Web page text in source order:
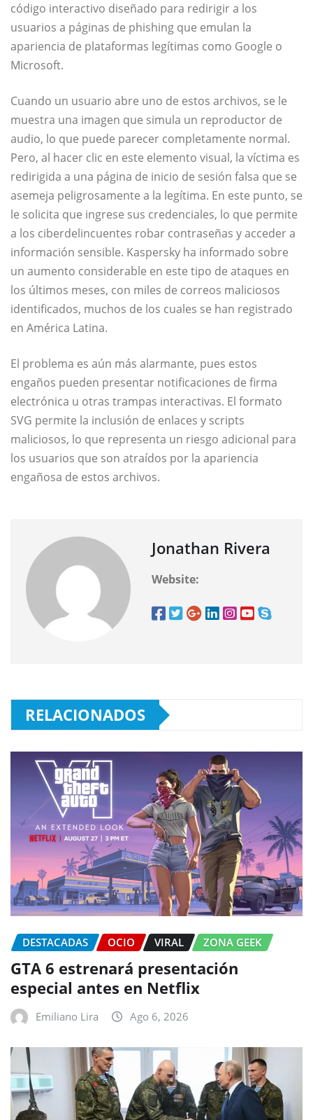
código interactivo diseñado para redirigir a los
usuarios a páginas de phishing que emulan la
apariencia de plataformas legítimas como Google o
Microsoft.
Cuando un usuario abre uno de estos archivos, se le
muestra una imagen que simula un reproductor de
audio, lo que puede parecer completamente normal.
Pero, al hacer clic en este elemento visual, la víctima es
redirigida a una página de inicio de sesión falsa que se
asemeja peligrosamente a la legítima. En este punto, se
le solicita que ingrese sus credenciales, lo que permite
a los ciberdelincuentes robar contraseñas y acceder a
información sensible. Kaspersky ha informado sobre
un aumento considerable en este tipo de ataques en
los últimos meses, con miles de correos maliciosos
identificados, muchos de los cuales se han registrado
en América Latina.
El problema es aún más alarmante, pues estos
engaños pueden presentar notificaciones de firma
electrónica u otras trampas interactivas. El formato
SVG permite la inclusión de enlaces y scripts
maliciosos, lo que representa un riesgo adicional para
los usuarios que son atraídos por la apariencia
engañosa de estos archivos.
Jonathan Rivera
Website:
RELACIONADOS
DESTACADAS OCIO VIRAL ZONA GEEK
GTA 6 estrenará presentación
especial antes en Netflix
Emiliano Lira Ago 6, 2026